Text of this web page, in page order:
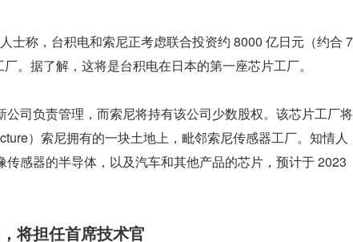
士称，台积电和索尼正考虑联合投资约 8000 亿日元（约合 7
。据了解，这将是台积电在日本的第一座芯片工厂。
司负责管理，而索尼将持有该公司少数股权。该芯片工厂将
）索尼拥有的一块土地上，毗邻索尼传感器工厂。知情人
感器的半导体，以及汽车和其他产品的芯片，预计于 2023
将担任首席技术官